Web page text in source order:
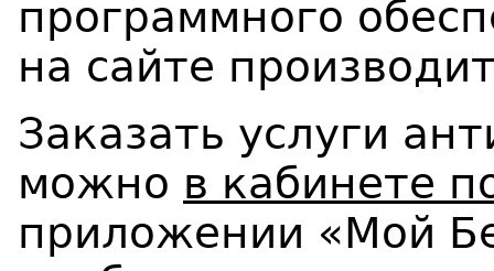
программного
на сайте
Заказать услуги
можно в кабинете
приложении «Мой